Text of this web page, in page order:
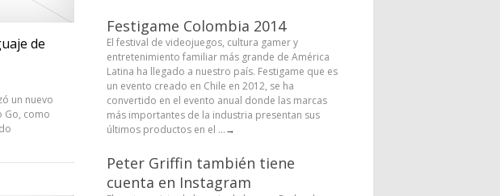
de
un nuevo
Go, como
Festigame Colombia 2014
El festival de videojuegos, cultura gamer y
entretenimiento familiar más grande de América
Latina ha llegado a nuestro país. Festigame que es
un evento creado en Chile en 2012, se ha
convertido en el evento anual donde las marcas
más importantes de la industria presentan sus
últimos productos en el ...→
Peter Griffin también tiene
cuenta en Instagram